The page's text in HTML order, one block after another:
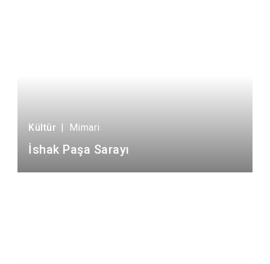
Kültür | Mimari
İshak Paşa Sarayı